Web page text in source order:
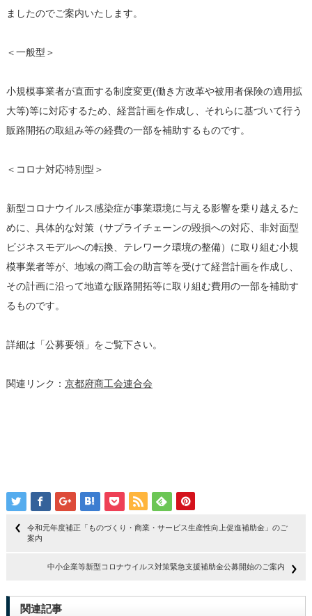
ましたのでご案内いたします。
＜一般型＞
小規模事業者が直面する制度変更(働き方改革や被用者保険の適用拡
大等)等に対応するため、経営計画を作成し、それらに基づいて行う
販路開拓の取組み等の経費の一部を補助するものです。
＜コロナ対応特別型＞
新型コロナウイルス感染症が事業環境に与える影響を乗り越えるた
めに、具体的な対策（サプライチェーンの毀損への対応、非対面型
ビジネスモデルへの転換、テレワーク環境の整備）に取り組む小規
模事業者等が、地域の商工会の助言等を受けて経営計画を作成し、
その計画に沿って地道な販路開拓等に取り組む費用の一部を補助す
るものです。
詳細は「公募要領」をご覧下さい。
関連リンク： 京都府商工会連合会
令和元年度補正「ものづくり・商業・サービス生産性向上促進補助金」のご
案内
中小企業等新型コロナウイルス対策緊急支援補助金公募開始のご案内
関連記事